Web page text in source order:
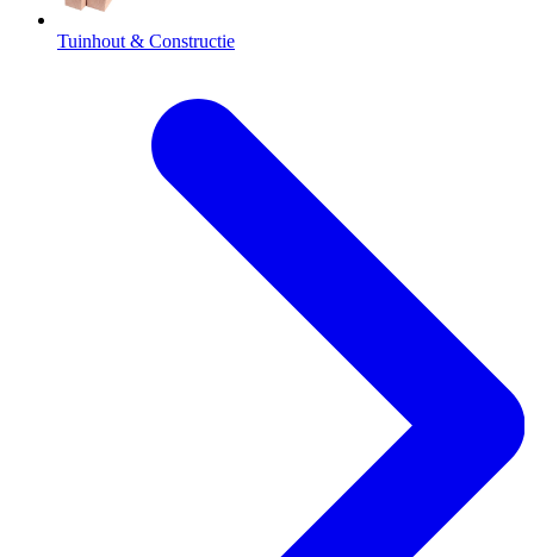
Tuinhout & Constructie